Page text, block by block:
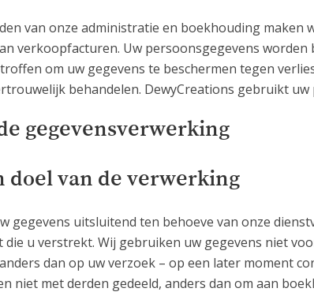
van onze administratie en boekhouding
verkoopfacturen. Uw persoonsgegevens
om uw gegevens te beschermen tegen
behandelen. DewyCreations gebruikt
gegevensverwerking
doel van de verwerking
gegevens uitsluitend ten behoeve van onze
die u verstrekt. Wij gebruiken uw gegevens niet
dan op uw verzoek – op een later moment
niet met derden gedeeld, anders dan om aan